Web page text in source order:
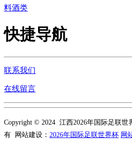
料酒类
快捷导航
联系我们
在线留言
Copyright © 2024 江西2026年国际足联世
有 网站建设： 2026年国际足联世界杯 网